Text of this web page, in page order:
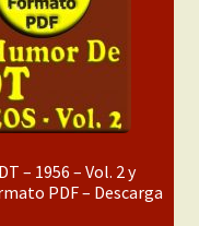
– 1956 – Vol. 2 y
PDF – Descarga